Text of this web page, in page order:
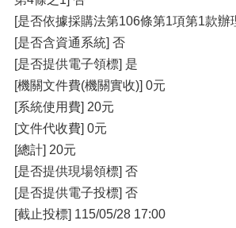
[是否依據採購法第106條第1項第1款辦
[是否含資通系統] 否
[是否提供電子領標] 是
[機關文件費(機關實收)] 0元
[系統使用費] 20元
[文件代收費] 0元
[總計] 20元
[是否提供現場領標] 否
[是否提供電子投標] 否
[截止投標] 115/05/28 17:00